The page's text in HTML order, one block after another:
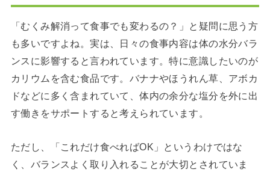
「むくみ解消って食事でも変わるの？」と疑問に思う方
も多いですよね。実は、日々の食事内容は体の水分バラ
ンスに影響すると言われています。特に意識したいのが
カリウムを含む食品です。バナナやほうれん草、アボカ
ドなどに多く含まれていて、体内の余分な塩分を外に出
す働きをサポートすると考えられています。
ただし、「これだけ食べればOK」というわけではな
く、バランスよく取り入れることが大切とされていま